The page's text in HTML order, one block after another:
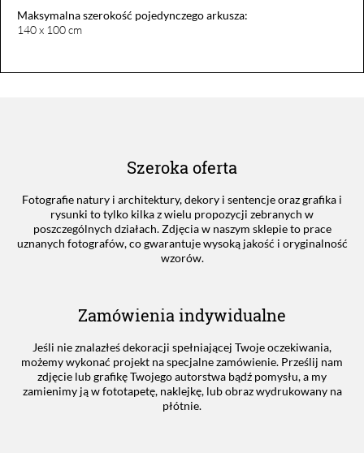
Maksymalna szerokość pojedynczego arkusza:
140 x 100 cm
Szeroka oferta
Fotografie natury i architektury, dekory i sentencje oraz grafika i
rysunki to tylko kilka z wielu propozycji zebranych w
poszczególnych działach. Zdjęcia w naszym sklepie to prace
uznanych fotografów, co gwarantuje wysoką jakość i oryginalność
wzorów.
Zamówienia indywidualne
Jeśli nie znalazłeś dekoracji spełniającej Twoje oczekiwania,
możemy wykonać projekt na specjalne zamówienie. Prześlij nam
zdjęcie lub grafikę Twojego autorstwa bądź pomysłu, a my
zamienimy ją w fototapetę, naklejkę, lub obraz wydrukowany na
płótnie.